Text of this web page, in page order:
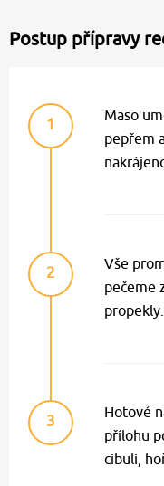
Postup přípravy
1
Maso
pepřem
2
Vše
pečeme
propekly.
3
Hotové
přílohu
cibuli,